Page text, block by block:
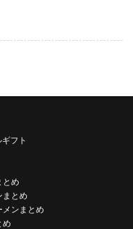
フト
とめ
まとめ
メンまとめ
め